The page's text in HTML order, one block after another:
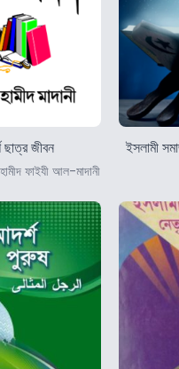
জীবন
ফাইযী আল-মাদানী
ইসলামী